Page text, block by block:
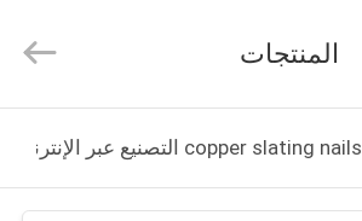
المنتجات
copper slating nails التصنيع عبر الإنترنت